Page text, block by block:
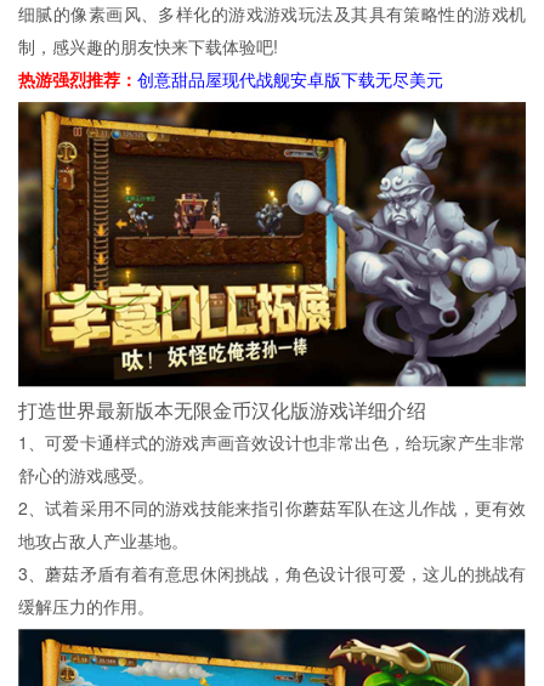
细腻的像素画风、多样化的游戏游戏玩法及其具有策略性的游戏机
制，感兴趣的朋友快来下载体验吧!
热游强烈推荐： 创意甜品屋现代战舰安卓版下载无尽美元
打造世界最新版本无限金币汉化版游戏详细介绍
1、可爱卡通样式的游戏声画音效设计也非常出色，给玩家产生非常
舒心的游戏感受。
2、试着采用不同的游戏技能来指引你蘑菇军队在这儿作战，更有效
地攻占敌人产业基地。
3、蘑菇矛盾有着有意思休闲挑战，角色设计很可爱，这儿的挑战有
缓解压力的作用。